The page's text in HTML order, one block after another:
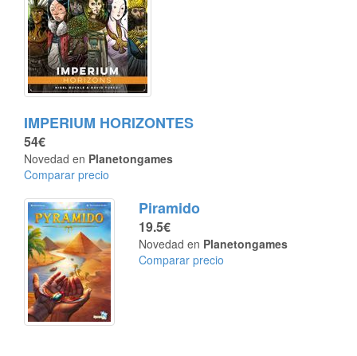
IMPERIUM HORIZONTES
54€
Novedad en Planetongames
Comparar precio
Piramido
19.5€
Novedad en Planetongames
Comparar precio